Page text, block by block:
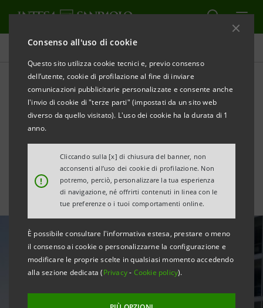
Consenso all'uso di cookie
Questo sito utilizza cookie tecnici e, previo consenso
dell’utente, cookie di profilazione al fine di inviare
comunicazioni pubblicitarie personalizzate e consente anche
l'invio di cookie di "terze parti" (impostati da un sito web
diverso da quello visitato). L'uso dei cookie ha la durata di 1
anno.
!
Cliccando sulla [x] di chiusura del banner, non
acconsenti all’uso dei cookie di profilazione. Non
potremo, perciò, personalizzare la tua esperienza
di navigazione, né offrirti contenuti in linea con le
tue preferenze o i tuoi comportamenti online.
È possibile consultare l'informativa estesa, prestare o meno
il consenso ai cookie o personalizzarne la configurazione e
modificare le proprie scelte in qualsiasi momento accedendo
alla sezione dedicata (Privacy- Cookie policy).
Tutte le news
Intesa Sanpaolo emette
bond AT1 perpetuo da
€1,25 mld